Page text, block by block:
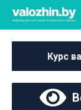
Курс